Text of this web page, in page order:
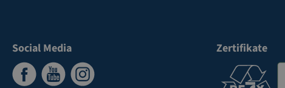
Social Media Zertifikate